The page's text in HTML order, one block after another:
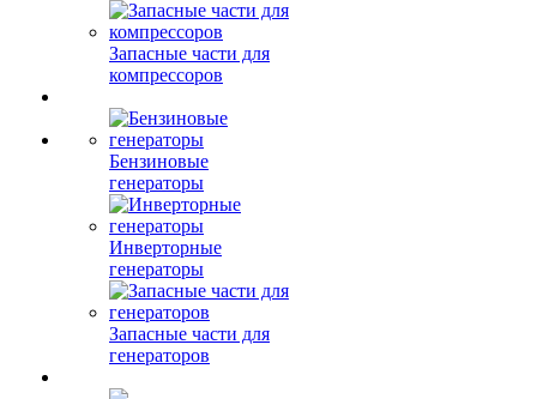
Запасные части для
компрессоров
Бензиновые
генераторы
Инверторные
генераторы
Запасные части для
генераторов